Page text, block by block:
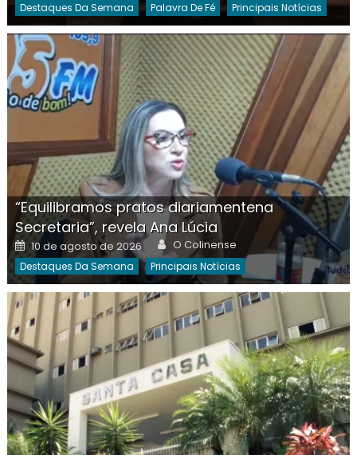
Destaques Da Semana Palavra De Fé Principais Notícias
“Equilibramos pratos diariamentena
Secretaria”, revela Ana Lúcia
Posted
on
10 de agosto de 2026 Author
O Colinense
Destaques Da Semana Principais Notícias